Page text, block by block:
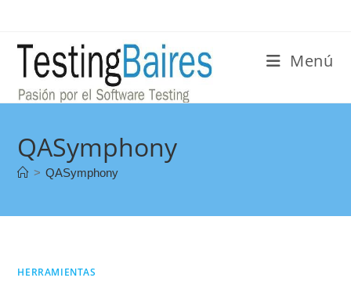
Menú
QASymphony
> QASymphony
HERRAMIENTAS